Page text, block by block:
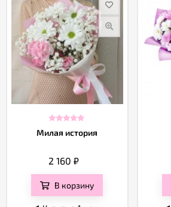
Милая история
2 160 ₽
В корзину